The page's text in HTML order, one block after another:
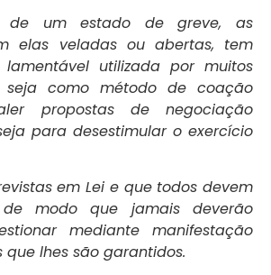
de um estado de greve, as
elas veladas ou abertas, tem
utilizada por muitos
seja como método de coação
propostas de negociação
para desestimular o exercício
em Lei e que todos devem
modo que jamais deverão
mediante manifestação
lhes são garantidos.